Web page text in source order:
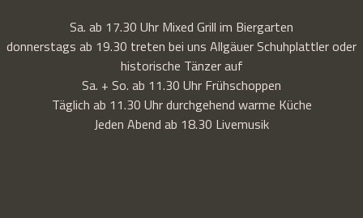
Sa. ab 17.30 Uhr Mixed Grill im Biergarten
donnerstags ab 19.30 treten bei uns Allgäuer Schuhplattler oder
historische Tänzer auf
Sa. + So. ab 11.30 Uhr Frühschoppen
Täglich ab 11.30 Uhr durchgehend warme Küche
Jeden Abend ab 18.30 Livemusik